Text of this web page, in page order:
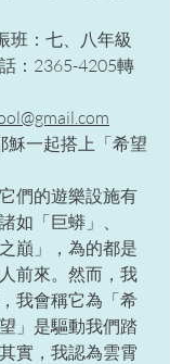
班：七、八年級
：2365-4205轉
穌一起搭上「希望
們的遊樂設施有
如「巨蟒」、
巔」，為的都是
前來。然而，我
我會稱它為「希
」是驅動我們踏
實，我認為雲霄